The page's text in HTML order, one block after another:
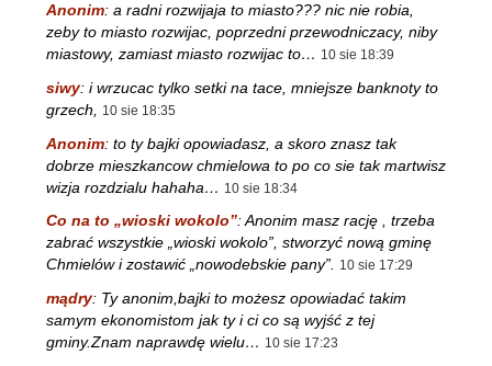
Anonim: a radni rozwijaja to miasto??? nic nie robia,
zeby to miasto rozwijac, poprzedni przewodniczacy, niby
miastowy, zamiast miasto rozwijac to… 10 sie 18:39
siwy: i wrzucac tylko setki na tace, mniejsze banknoty to
grzech,
10 sie 18:35
Anonim: to ty bajki opowiadasz, a skoro znasz tak
dobrze mieszkancow chmielowa to po co sie tak martwisz
wizja rozdzialu hahaha… 10 sie 18:34
Co na to „wioski wokolo”:Anonim masz rację , trzeba
zabrać wszystkie „wioski wokolo”, stworzyć nową gminę
Chmielów i zostawić „nowodebskie pany”. 10 sie 17:29
mądry: Ty anonim,bajki to możesz opowiadać takim
samym ekonomistom jak ty i ci co są wyjść z tej
gminy.Znam naprawdę wielu… 10 sie 17:23